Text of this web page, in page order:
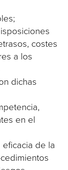
costes
a los
dichas
en el
de la